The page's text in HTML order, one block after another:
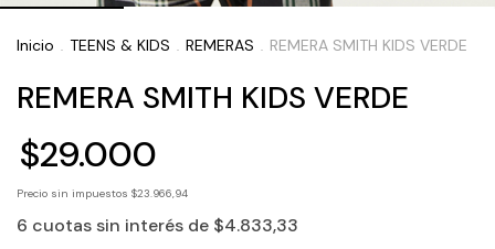
Inicio . TEENS & KIDS . REMERAS . REMERA SMITH KIDS VERDE
REMERA SMITH KIDS VERDE
$29.000
6 cuotas sin interés de $4.833,33
Precio sin impuestos $23.966,94